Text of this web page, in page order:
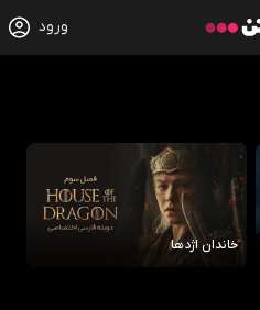
ورود
خاندان اژدها